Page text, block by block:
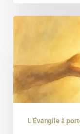
ôter
le
péché
L’Évangile à